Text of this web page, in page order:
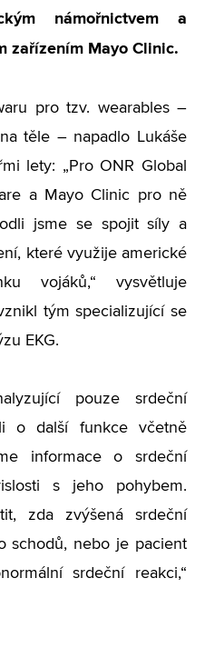
námořnictvem a
zařízením Mayo Clinic.
pro tzv. wearables –
těle – napadlo Lukáše
lety: „Pro ONR Global
a Mayo Clinic pro ně
jsme se spojit síly a
které využije americké
vojáků,“ vysvětluje
tým specializující se
EKG.
pouze srdeční
o další funkce včetně
informace o srdeční
s jeho pohybem.
zda zvýšená srdeční
schodů, nebo je pacient
srdeční reakci,“